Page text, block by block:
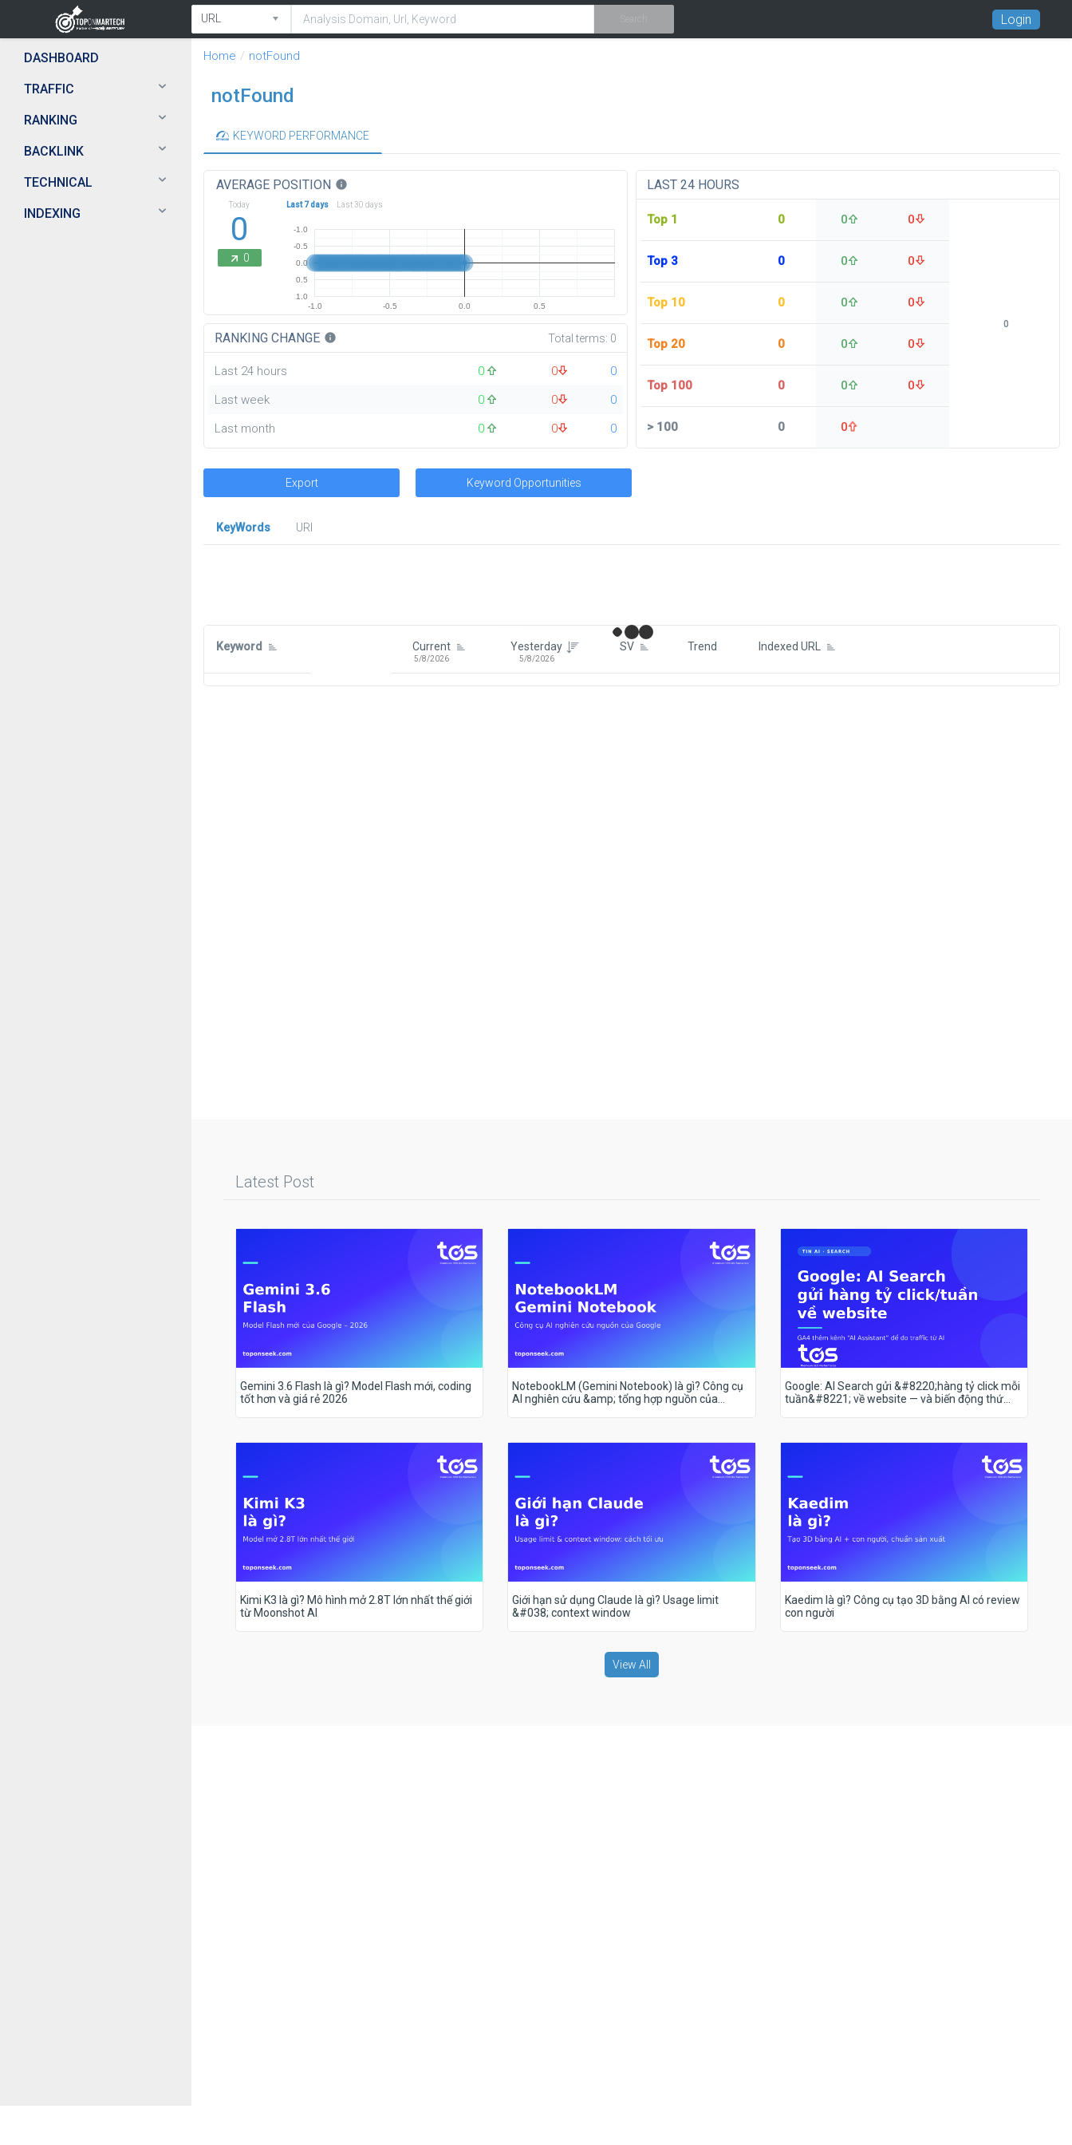
Login
DASHBOARD
TRAFFIC
RANKING
BACKLINK
TECHNICAL
INDEXING
Home notFound
notFound
KEYWORD PERFORMANCE
AVERAGE POSITION info
Today
0
0
Last 7 days Last 30 days
-1.0 -0.5 0.0 0.5
-1.0
-0.5
0.0
0.5
1.0
RANKING CHANGE info Total terms: 0
Last 24 hours 0 0
0
Last week
0 0
0
Last month
0 0 0
LAST 24 HOURS
Top 1 0 0 0
Top 3 0 0 0
Top 10 0 0 0
Top 20 0 0 0
Top 100 0 0 0
>100 0 0
0
Export Keyword Opportunities
KeyWords
URl
Keyword Current
5/8/2026
Yesterday
5/8/2026
SV Trend Indexed URL
Latest Post
Gemini 3.6 Flash là gì? Model Flash mới, coding
tốt hơn và giá rẻ 2026
NotebookLM (Gemini Notebook) là gì? Công cụ
AI nghiên cứu &amp; tổng hợp nguồn của
Google: AI Search gửi &#8220;hàng tỷ click mỗi
tuần&#8221; về website — và biến động thứ
Kimi K3 là gì? Mô hình mở 2.8T lớn nhất thế giới
từ Moonshot AI
Giới hạn sử dụng Claude là gì? Usage limit
&#038; context window
Kaedim là gì? Công cụ tạo 3D bằng AI có review
con người
View All